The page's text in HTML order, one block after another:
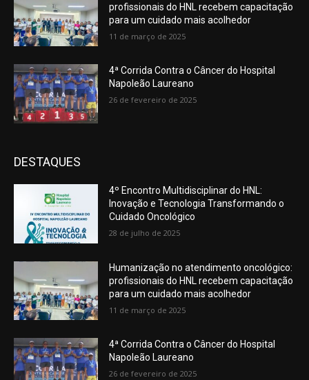
profissionais do HNL recebem capacitação
para um cuidado mais acolhedor
11 de março de 2025
4ª Corrida Contra o Câncer do Hospital
Napoleão Laureano
26 de fevereiro de 2025
DESTAQUES
4º Encontro Multidisciplinar do HNL:
Inovação e Tecnologia Transformando o
Cuidado Oncológico
28 de julho de 2025
Humanização no atendimento oncológico:
profissionais do HNL recebem capacitação
para um cuidado mais acolhedor
11 de março de 2025
4ª Corrida Contra o Câncer do Hospital
Napoleão Laureano
26 de fevereiro de 2025